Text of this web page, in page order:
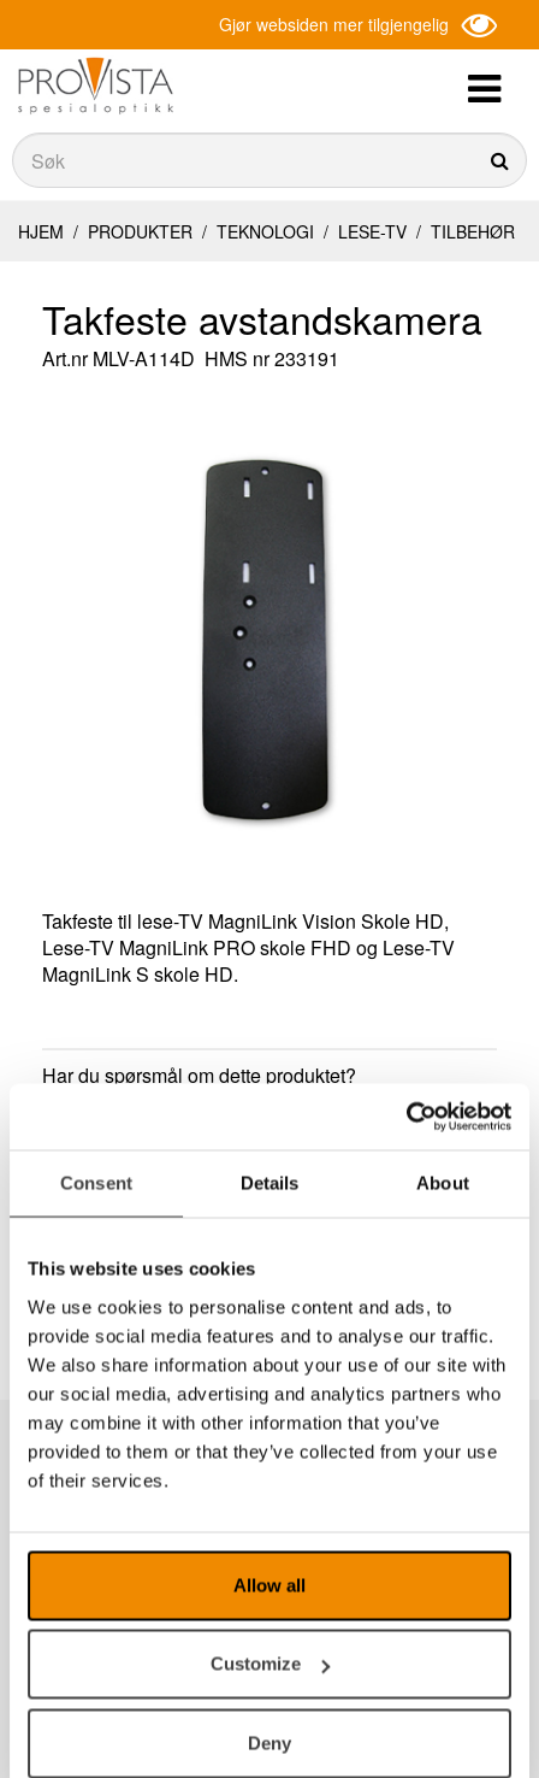
Consent Details About
This website uses cookies
We use cookies to personalise content and ads, to
provide social media features and to analyse our traffic.
We also share information about your use of our site with
our social media, advertising and analytics partners who
may combine it with other information that you’ve
provided to them or that they’ve collected from your use
of their services.
Allow all
Customize
Deny
Gjør websiden mer tilgjengelig
Søk
Søk
HJEM / PRODUKTER / TEKNOLOGI / LESE-TV / TILBEHØR
Takfeste avstandskamera
Art.nrMLV-A114D HMS nr 233191
Takfeste til lese-TV MagniLink Vision Skole HD,
Lese-TV MagniLink PRO skole FHD og Lese-TV
MagniLink S skole HD.
Har du spørsmål om dette produktet?
Produkter fra samme kategori
Adapter HDMI